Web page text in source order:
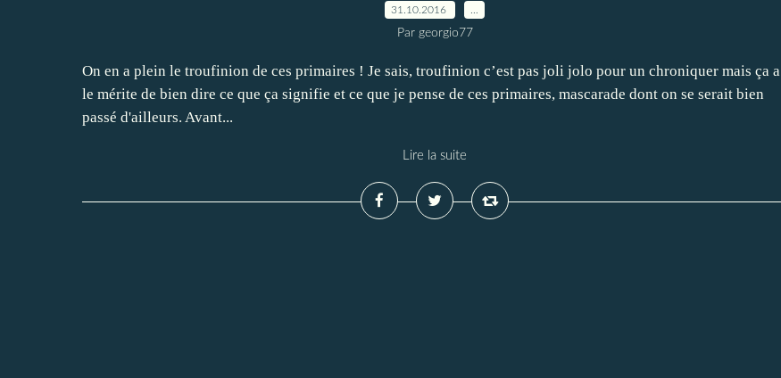
31.10.2016
Par georgio77
On en a plein le troufinion de ces primaires ! Je sais, troufinion c’est pas joli jolo pour un chroniquer mais ça a
le mérite de bien dire ce que ça signifie et ce que je pense de ces primaires, mascarade dont on se serait bien
passé d'ailleurs. Avant...
Lire la suite